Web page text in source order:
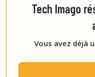
Tech Imago
Vous avez déjà